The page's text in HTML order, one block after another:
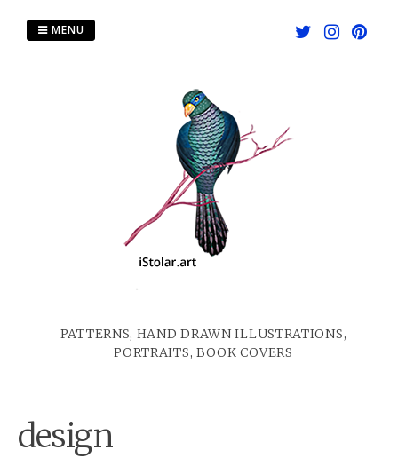
PATTERNS, HAND DRAWN ILLUSTRATIONS,
PORTRAITS, BOOK COVERS
MENU
design